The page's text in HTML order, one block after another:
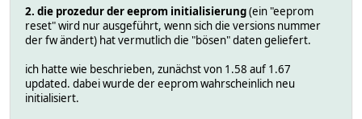
2024.03.24 14:11:23.801 1: ----- IODev-Change ----- =>
2024.03.24 14:11:23.814 5: cul868 sending
2024.03.24 14:11:23.817 5: CUL 6869B6 dly:52ms
2024.03.24 14:11:23.985 0: HMLAN_Parse: hmlan1
2024.03.24 14:11:23.991 0: HMLAN_Parse: hmlan1
2024.03.24 14:11:24.000 0: HMUARTLGW hmuart1 recv: 01 05
2. die prozedur der eeprom initialisierung(ein "eeprom
reset" wird nur ausgeführt, wenn sich die versions nummer
der fw ändert) hat vermutlich die "bösen" daten geliefert.
ich hatte wie beschrieben, zunächst von 1.58 auf 1.67
updated. dabei wurde der eeprom wahrscheinlich neu
initialisiert.